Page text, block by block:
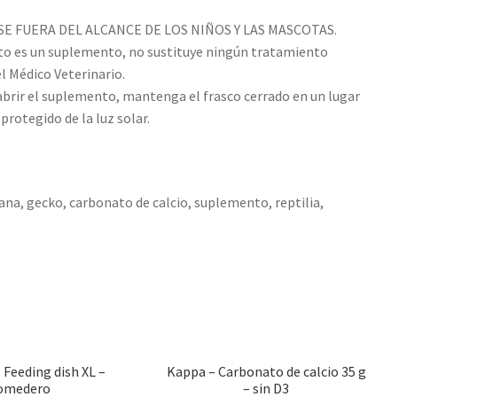
FUERA DEL ALCANCE DE LOS NIÑOS Y LAS MASCOTAS.
es un suplemento, no sustituye ningún tratamiento
Médico Veterinario.
el suplemento, mantenga el frasco cerrado en un lugar
de la luz solar.
gecko, carbonato de calcio, suplemento, reptilia,
dish XL –
Kappa – Carbonato de calcio 35 g
– sin D3